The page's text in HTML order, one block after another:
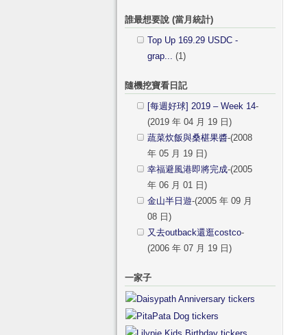
誰最想要說 (當月統計)
Top Up 169.29 USDC -
grap... (1)
隨機挖寶看日記
[每週好球] 2019 – Week 14-
(2019 年 04 月 19 日)
蔬菜炊飯與桑椹果醬-(2008
年 05 月 19 日)
幸福避風港即將完成-(2005
年 06 月 01 日)
金山半日遊-(2005 年 09 月
08 日)
又去outback還逛costco-
(2006 年 07 月 19 日)
一家子